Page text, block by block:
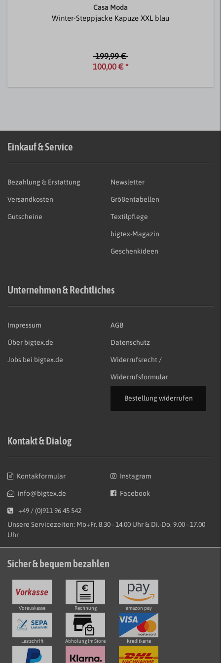
Casa Moda
Winter-Steppjacke Kapuze XXL blau
199,99 €
100,00 € *
Einkauf & Service
Bezahlung & Erstattung
Versandkosten
Gutscheine
Newsletter
Größentabellen
Textilpflege
bigtex-Magazin
Geschenkideen
Unternehmen & Rechtliches
Impressum
Über bigtex.de
Jobs bei bigtex.de
AGB
Datenschutz
Widerrufsrecht /
Widerrufsformular
Bestellung widerrufen
Kontakt & Dialog
Kontakformular
info@bigtex.de
Instagram
Facebook
+49 / (0)911 96 45 542
Unsere Servicezeiten: Mo+Fr. 8.30 - 14.00 Uhr & Di.-Do. 9.00 - 17.00
Uhr
Sicher & bequem bezahlen
Vorauskasse Rechnung amazon pay
Lastschrift Abholung im Store Kreditkarte